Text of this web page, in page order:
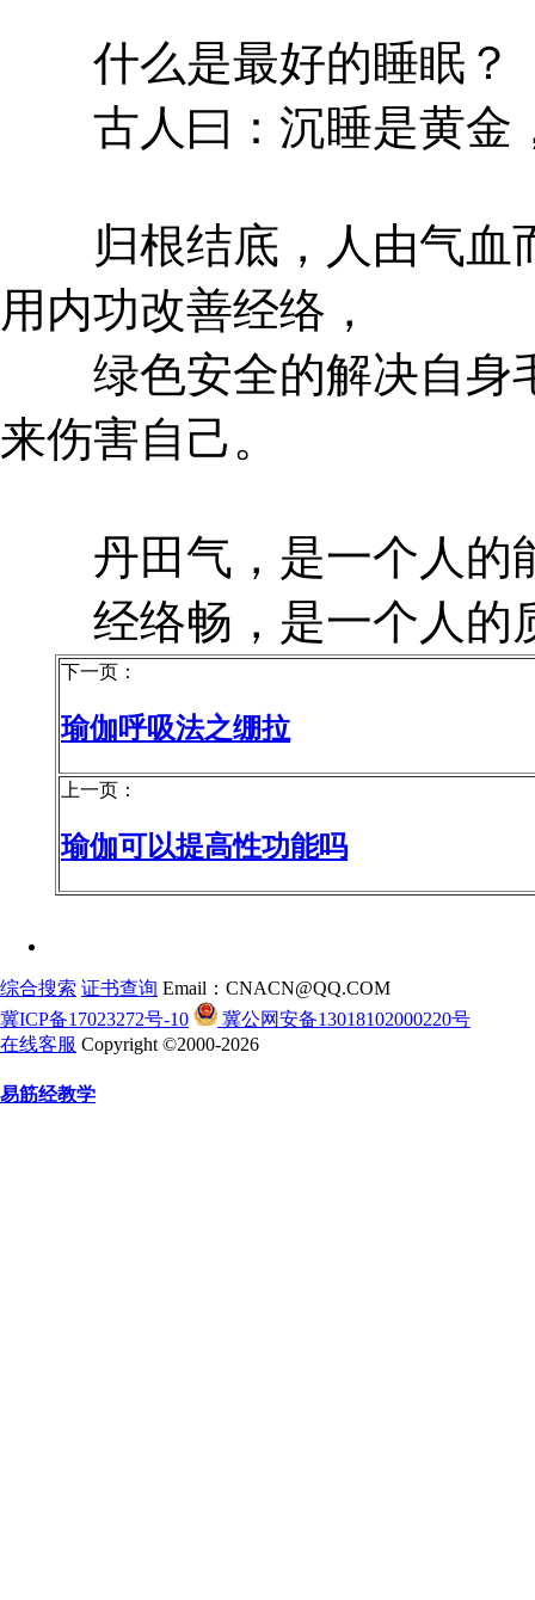
什么是最好的睡眠？
古人曰：沉睡是黄金
归根结底，人由气血
用内功改善经络，
绿色安全的解决自身
来伤害自己。
丹田气，是一个人的
经络畅，是一个人的
下一页：
瑜伽呼吸法之绷拉
上一页：
瑜伽可以提高性功能吗
综合搜索 证书查询 Email：CNACN@QQ.COM
冀ICP备17023272号-10
冀公网安备13018102000220号
在线客服 Copyright ©2000-2026
易筋经教学